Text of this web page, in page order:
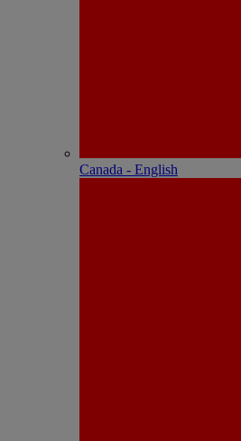
Canada - English